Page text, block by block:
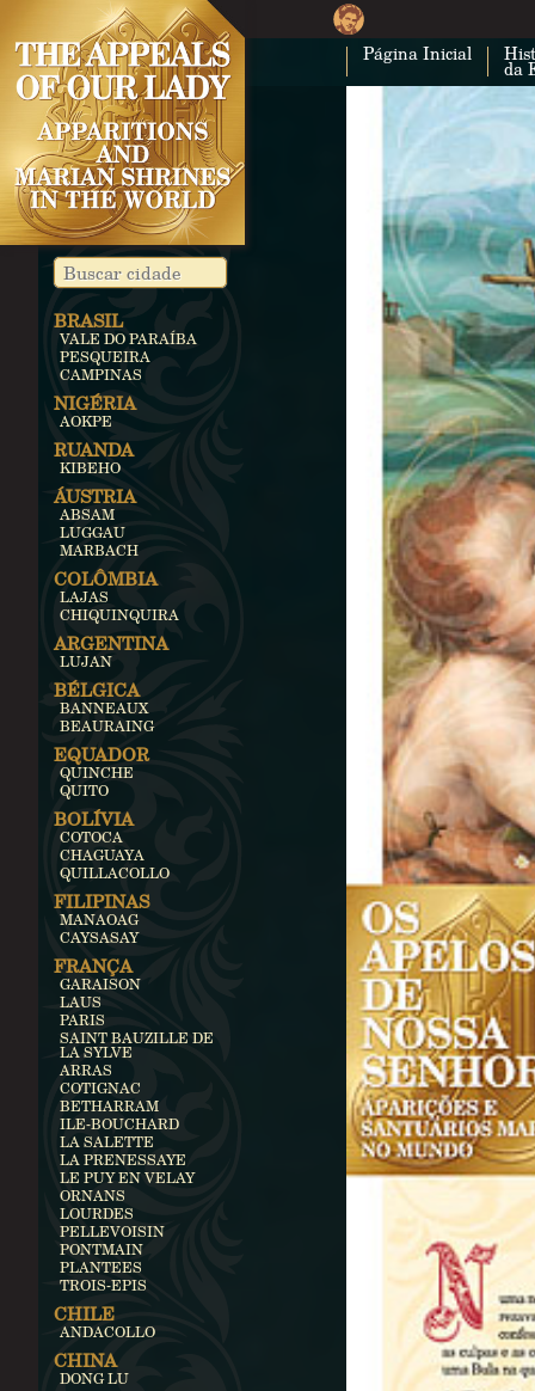
Página Inicial
da
BRASIL
VALE DO PARAÍBA
PESQUEIRA
CAMPINAS
NIGÉRIA
AOKPE
RUANDA
KIBEHO
ÁUSTRIA
ABSAM
LUGGAU
MARBACH
COLÔMBIA
LAJAS
CHIQUINQUIRA
ARGENTINA
LUJAN
BÉLGICA
BANNEAUX
BEAURAING
EQUADOR
QUINCHE
QUITO
BOLÍVIA
COTOCA
CHAGUAYA
QUILLACOLLO
FILIPINAS
MANAOAG
CAYSASAY
FRANÇA
GARAISON
LAUS
PARIS
SAINT BAUZILLE DE
LA SYLVE
ARRAS
COTIGNAC
BETHARRAM
ILE-BOUCHARD
LA SALETTE
LA PRENESSAYE
LE PUY EN VELAY
ORNANS
LOURDES
PELLEVOISIN
PONTMAIN
PLANTEES
TROIS-EPIS
CHILE
ANDACOLLO
CHINA
DONG LU